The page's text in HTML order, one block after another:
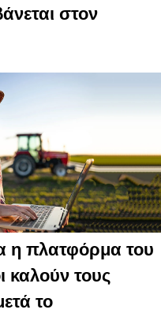
στον
η πλατφόρμα του
καλούν τους
το